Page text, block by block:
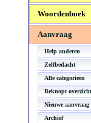
Woordenboek
Aanvraag
Help anderen
Zelfbedacht
Alle categorieën
Beknopt overzicht
Nieuwe aanvraag
Archief